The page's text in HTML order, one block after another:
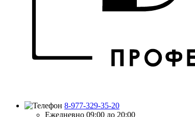
8-977-329-35-20
Ежедневно 09:00 до 20:00